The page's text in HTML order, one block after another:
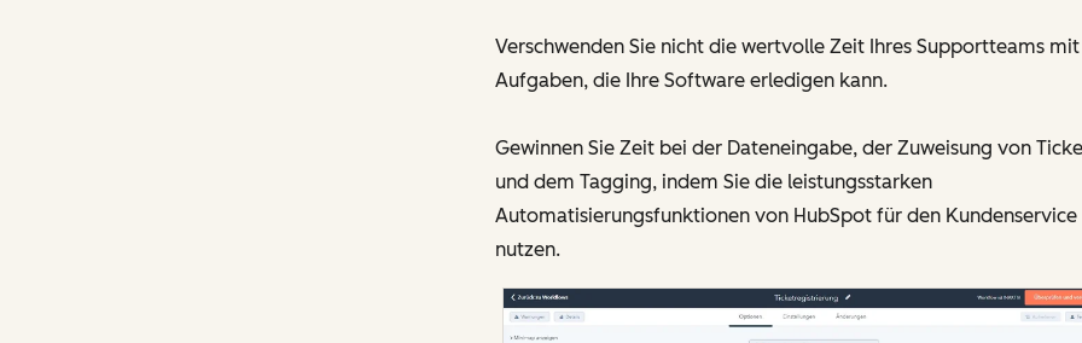
Verschwenden Sie nicht die wertvolle Zeit Ihres Supportteams mit
Aufgaben, die Ihre Software erledigen kann.
Gewinnen Sie Zeit bei der Dateneingabe, der Zuweisung von
und dem Tagging, indem Sie die leistungsstarken
Automatisierungsfunktionen von HubSpot für den Kundenservice
nutzen.